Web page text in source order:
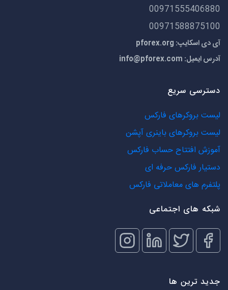
00971555406880
00971588875100
آی دی اسکایپ: pforex.org
آدرس ایمیل: info@pforex.com
دسترسی سریع
لیست بروکرهای فارکس
لیست بروکرهای باینری آپشن
آموزش افتتاح حساب فارکس
دستیار فارکس حرفه ای
پلتفرم های معاملاتی فارکس
شبکه های اجتماعی
جدید ترین ها